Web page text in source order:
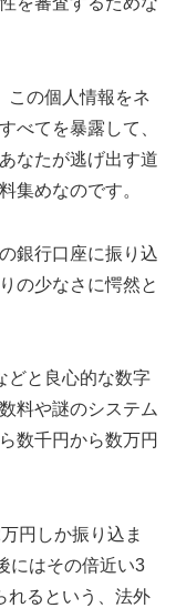
この個人情報をネ
べてを暴露して、
なたが逃げ出す道
集めなのです。
銀行口座に振り込
の少なさに愕然と
どと良心的な数字
料や謎のシステム
数千円から数万円
円しか振り込ま
にはその倍近い3
れるという、法外